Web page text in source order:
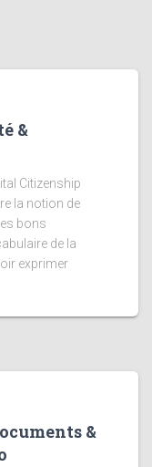
&
Citizenship
la notion de
bons
de la
exprimer
&